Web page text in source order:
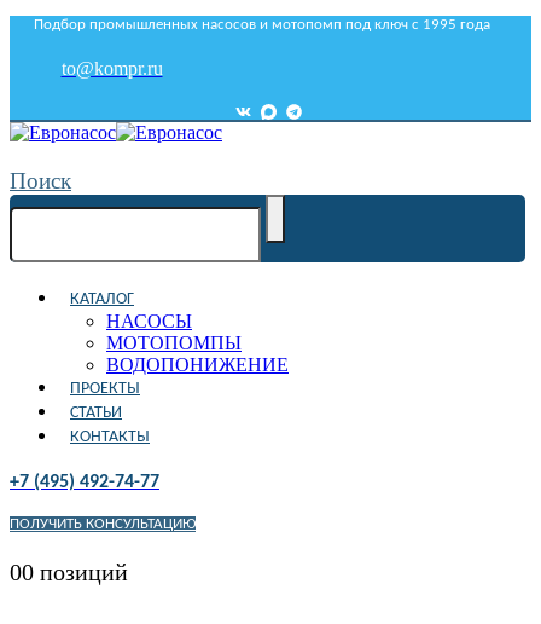
Подбор промышленных насосов и мотопомп под ключ с 1995 года
to@kompr.ru
Поиск
КАТАЛОГ
НАСОСЫ
МОТОПОМПЫ
ВОДОПОНИЖЕНИЕ
ПРОЕКТЫ
СТАТЬИ
КОНТАКТЫ
+7 (495) 492-74-77
ПОЛУЧИТЬ КОНСУЛЬТАЦИЮ
00 позиций